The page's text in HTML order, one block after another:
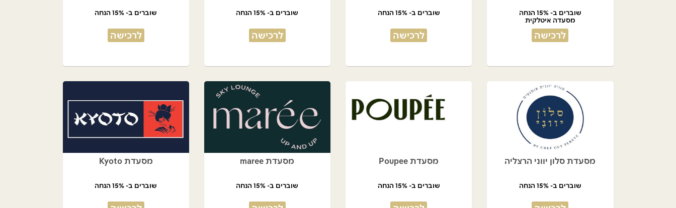
שוברים ב- 15% הנחה
מסעדה איטלקית
לרכישה
שוברים ב- 15% הנחה
לרכישה
שוברים ב- 15% הנחה
לרכישה
שוברים ב- 15% הנחה
לרכישה
מסעדת סלון יווני הרצליה
שוברים ב- 15% הנחה
מסעדת Poupee
שוברים ב- 15% הנחה
מסעדת maree
שוברים ב- 15% הנחה
מסעדת Kyoto
שוברים ב- 15% הנחה